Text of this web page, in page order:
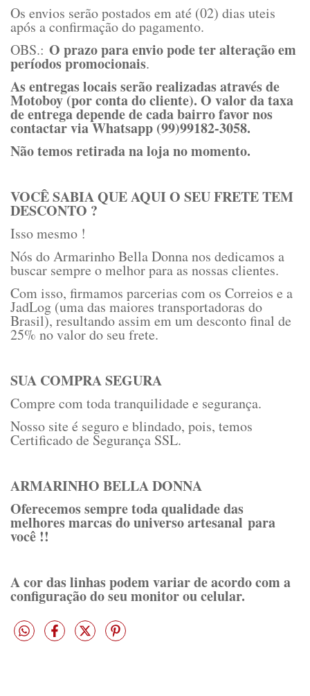
Os envios serão postados em até (02) dias uteis
após a confirmação do pagamento.
OBS.: O prazo para envio pode ter alteração em
períodos promocionais.
As entregas locais serão realizadas através de
Motoboy (por conta do cliente). O valor da taxa
de entrega depende de cada bairro favor nos
contactar via Whatsapp (99)99182-3058.
Não temos retirada na loja no momento.
VOCÊ SABIA QUE AQUI O SEU FRETE TEM
DESCONTO ?
Isso mesmo !
Nós do Armarinho Bella Donna nos dedicamos a
buscar sempre o melhor para as nossas clientes.
Com isso, firmamos parcerias com os Correios e a
JadLog (uma das maiores transportadoras do
Brasil), resultando assim em um desconto final de
25% no valor do seu frete.
SUA COMPRA SEGURA
Compre com toda tranquilidade e segurança.
Nosso site é seguro e blindado, pois, temos
Certificado de Segurança SSL.
ARMARINHO BELLA DONNA
Oferecemos sempre toda qualidade das
melhores marcas do universo artesanal para
você !!
A cor das linhas podem variar de acordo com a
configuração do seu monitor ou celular.